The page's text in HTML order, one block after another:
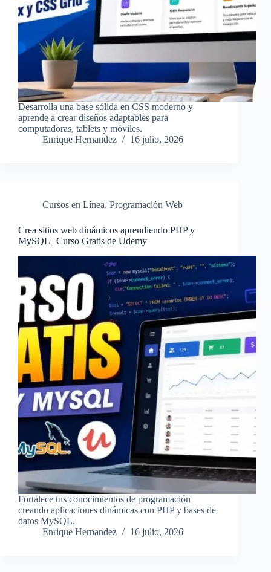
Desarrolla una base sólida en CSS moderno y
aprende a crear diseños adaptables para
computadoras, tablets y móviles.
Enrique Hernandez
16 julio, 2026
Cursos en Línea, Programación Web
Crea sitios web dinámicos aprendiendo PHP y
MySQL | Curso Gratis de Udemy
Fortalece tus conocimientos de programación
creando aplicaciones dinámicas con PHP y bases de
datos MySQL.
Enrique Hernandez
16 julio, 2026